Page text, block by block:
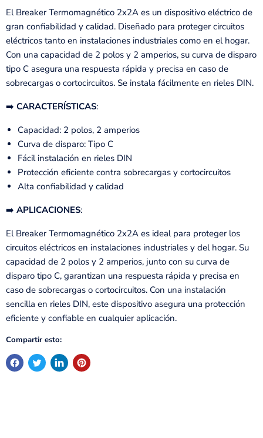
El Breaker Termomagnético 2x2A es un dispositivo eléctrico de
gran confiabilidad y calidad. Diseñado para proteger circuitos
eléctricos tanto en instalaciones industriales como en el hogar.
Con una capacidad de 2 polos y 2 amperios, su curva de disparo
tipo C asegura una respuesta rápida y precisa en caso de
sobrecargas o cortocircuitos. Se instala fácilmente en rieles DIN.
➡️ CARACTERÍSTICAS:
Capacidad: 2 polos, 2 amperios
Curva de disparo: Tipo C
Fácil instalación en rieles DIN
Protección eficiente contra sobrecargas y cortocircuitos
Alta confiabilidad y calidad
➡️ APLICACIONES:
El Breaker Termomagnético 2x2A es ideal para proteger los
circuitos eléctricos en instalaciones industriales y del hogar. Su
capacidad de 2 polos y 2 amperios, junto con su curva de
disparo tipo C, garantizan una respuesta rápida y precisa en
caso de sobrecargas o cortocircuitos. Con una instalación
sencilla en rieles DIN, este dispositivo asegura una protección
eficiente y confiable en cualquier aplicación.
Compartir esto: